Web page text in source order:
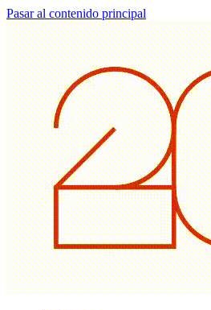
Pasar al contenido principal